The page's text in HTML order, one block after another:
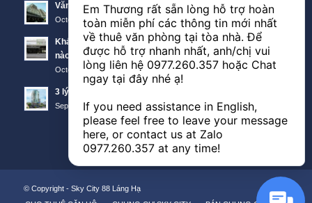
Văn phòng Sky City văn phòng cho thuê nổi bật tại Đống Đa
October 11, 2018 - 10:00 am
Khách hàng thuê văn phòng The Lancaster theo diện tích
nào?
October 11, 2018 - 3:51 am
3 lý do nên thuê văn phòng Sunwah Tower
September 21, 2018 - 3:48 am
© Copyright - Sky City 88 Láng Hạ
Em Thương rất sẵn lòng hỗ trợ hoàn
toàn miễn phí các thông tin mới nhất
về thuê văn phòng tại tòa nhà. Để
được hỗ trợ nhanh nhất, anh/chị vui
lòng liên hệ 0977.260.357 hoặc Chat
ngay tại đây nhé ạ!
If you need assistance in English,
please feel free to leave your message
0977.260.357 at any time!